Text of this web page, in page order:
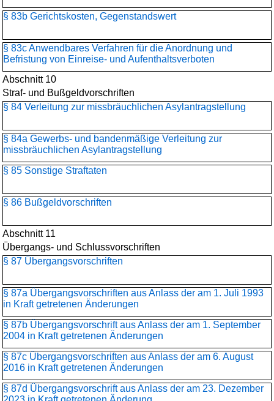
§ 83b Gerichtskosten, Gegenstandswert
§ 83c Anwendbares Verfahren für die Anordnung und
Befristung von Einreise- und Aufenthaltsverboten
Abschnitt 10
Straf- und Bußgeldvorschriften
§ 84 Verleitung zur missbräuchlichen Asylantragstellung
§ 84a Gewerbs- und bandenmäßige Verleitung zur
missbräuchlichen Asylantragstellung
§ 85 Sonstige Straftaten
§ 86 Bußgeldvorschriften
Abschnitt 11
Übergangs- und Schlussvorschriften
§ 87 Übergangsvorschriften
§ 87a Übergangsvorschriften aus Anlass der am 1. Juli 1993
in Kraft getretenen Änderungen
§ 87b Übergangsvorschrift aus Anlass der am 1. September
2004 in Kraft getretenen Änderungen
§ 87c Übergangsvorschriften aus Anlass der am 6. August
2016 in Kraft getretenen Änderungen
§ 87d Übergangsvorschrift aus Anlass der am 23. Dezember